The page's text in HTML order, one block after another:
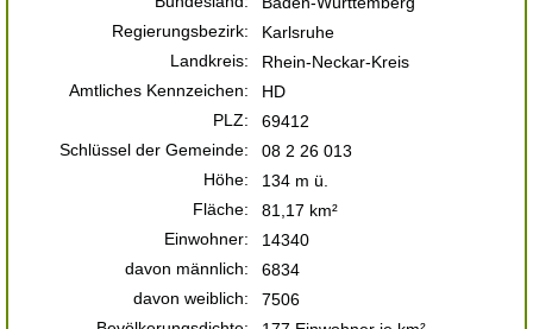
Regierungsbezirk:
Karlsruhe
Landkreis:
Rhein-Neckar-Kreis
Amtliches Kennzeichen:
HD
PLZ:
69412
Schlüssel der Gemeinde:
08 2 26 013
Höhe:
134 m ü.
Fläche:
81,17 km²
Einwohner:
14340
davon männlich:
6834
davon weiblich:
7506